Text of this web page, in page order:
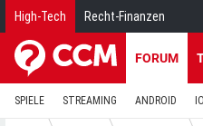
High-Tech Recht-Finanzen
FORUM
SPIELE STREAMING ANDROID